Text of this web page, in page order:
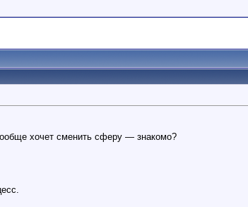
хочет сменить сферу — знакомо?